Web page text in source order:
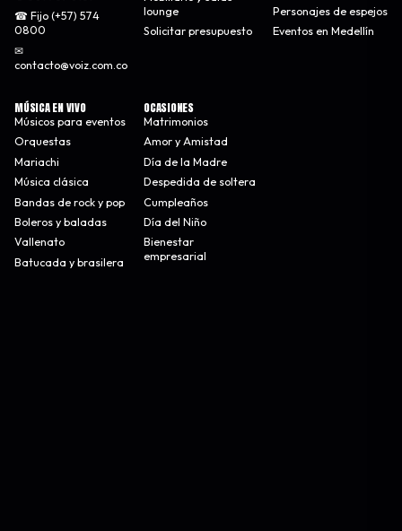
☎ Fijo (+57) 574
0800
✉
contacto@voiz.com.co
lounge
Solicitar presupuesto
Personajes de espejos
Eventos en Medellín
MÚSICA EN VIVO
Músicos para eventos
Orquestas
Mariachi
Música clásica
Bandas de rock y pop
Boleros y baladas
Vallenato
Batucada y brasilera
OCASIONES
Matrimonios
Amor y Amistad
Día de la Madre
Despedida de soltera
Cumpleaños
Día del Niño
Bienestar
empresarial